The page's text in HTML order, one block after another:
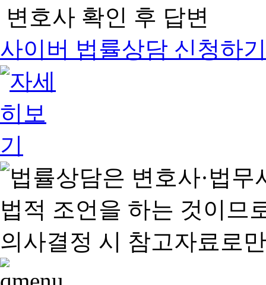
변호사 확인 후 답변
사이버 법률상담 신청하기